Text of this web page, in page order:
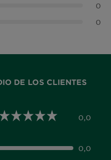
0
0
DE LOS CLIENTES
0,0
0,0